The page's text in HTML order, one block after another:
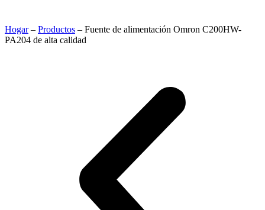
Hogar– Productos – Fuente de alimentación Omron C200HW-
PA204 de alta calidad